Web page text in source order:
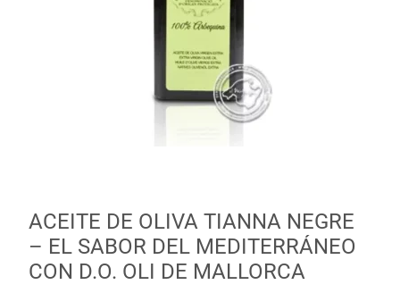
ACEITE DE OLIVA TIANNA NEGRE
– EL SABOR DEL MEDITERRÁNEO
CON D.O. OLI DE MALLORCA